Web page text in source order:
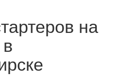
на